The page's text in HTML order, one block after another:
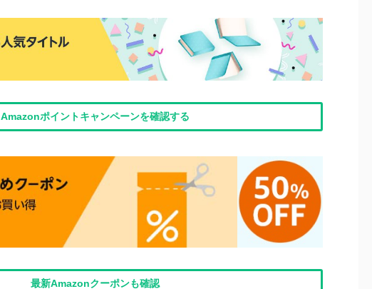
Amazonポイントキャンペーンを確認する
最新Amazonクーポンも確認